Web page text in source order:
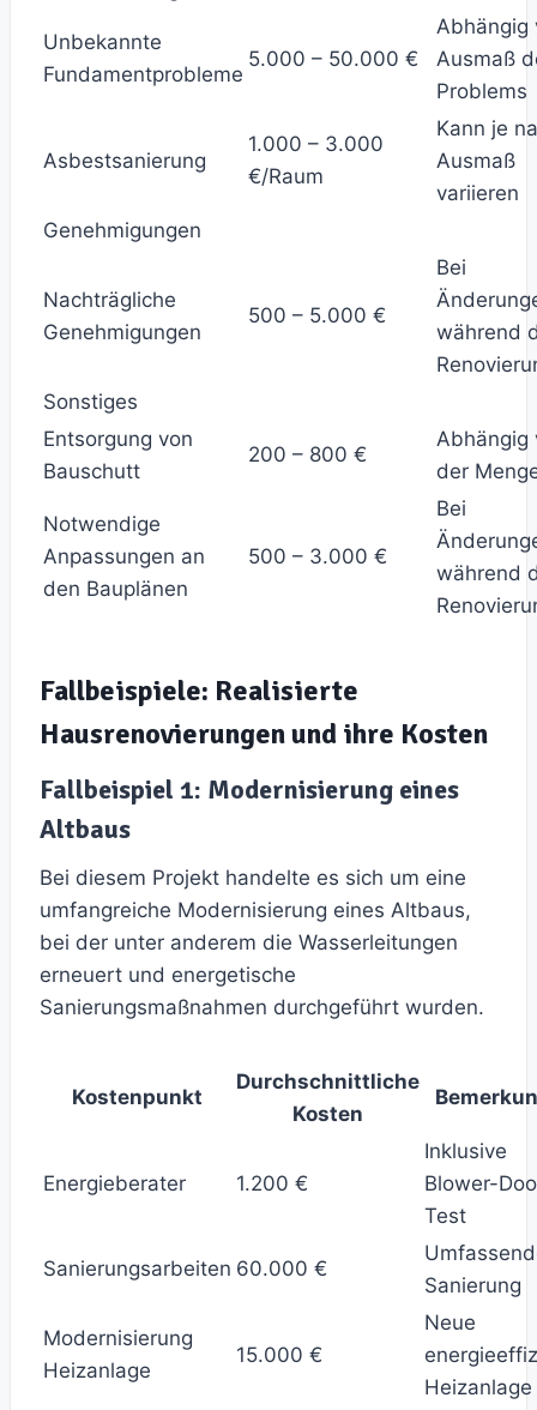
Unbekannte
Fundamentprobleme
5.000 – 50.000 €
Abhängig
Ausmaß
Problems
Asbestsanierung
1.000 – 3.000
€/Raum
Kann je
Ausmaß
variieren
Genehmigungen
Nachträgliche
Genehmigungen
500 – 5.000 €
Bei
während
Sonstiges
Entsorgung von
Bauschutt
200 – 800 €
Abhängig
der
Notwendige
Anpassungen an
den Bauplänen
500 – 3.000 €
Bei
während
Fallbeispiele: Realisierte
Hausrenovierungen und ihre Kosten
Fallbeispiel 1: Modernisierung eines
Altbaus
Bei diesem Projekt handelte es sich um eine
umfangreiche Modernisierung eines Altbaus,
bei der unter anderem die Wasserleitungen
erneuert und energetische
Sanierungsmaßnahmen durchgeführt wurden.
Kostenpunkt
Durchschnittliche
Kosten
Energieberater 1.200 €
Inklusive
Blower-
Test
Sanierungsarbeiten 60.000 €
Sanierung
Modernisierung
Heizanlage
15.000 €
Neue
Heizanlage